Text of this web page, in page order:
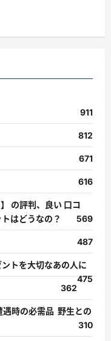
911
812
671
616
の評判、良い 口コ
はどうなの？
569
487
トを大切なあの人に
475
362
時の必需品 野生との
310